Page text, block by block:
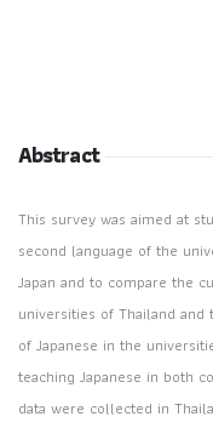
Abstract
This survey was aimed at
second language of the
Japan and to compare the
universities of Thailand
of Japanese in the
teaching Japanese in both
data were collected in